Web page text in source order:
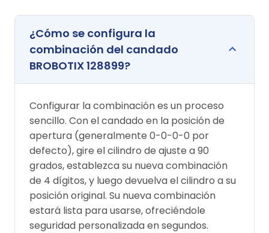
¿Cómo se configura la
combinación del candado
BROBOTIX 128899?
Configurar la combinación es un proceso
sencillo. Con el candado en la posición de
apertura (generalmente 0-0-0-0 por
defecto), gire el cilindro de ajuste a 90
grados, establezca su nueva combinación
de 4 dígitos, y luego devuelva el cilindro a su
posición original. Su nueva combinación
estará lista para usarse, ofreciéndole
seguridad personalizada en segundos.